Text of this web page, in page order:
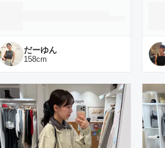
だーゆん
158cm